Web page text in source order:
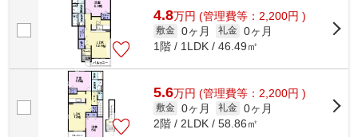
4.8万円 (管理費等：2,200円 )
敷金 0ヶ月 礼金 0ヶ月
1階 / 1LDK / 46.49㎡
5.6万円 (管理費等：2,200円 )
敷金 0ヶ月 礼金 0ヶ月
2階 / 2LDK / 58.86㎡